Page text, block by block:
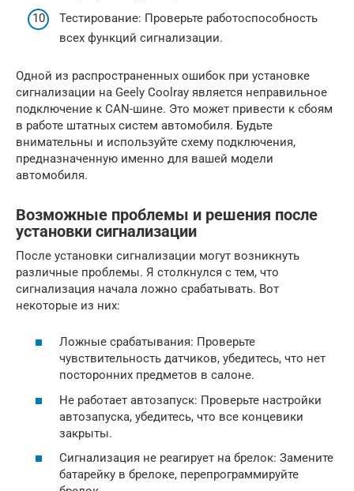
Тестирование: Проверьте работоспособность
всех функций сигнализации.
Одной из распространенных ошибок при установке
сигнализации на Geely Coolray является неправильное
подключение к CAN-шине. Это может привести к сбоям
в работе штатных систем автомобиля. Будьте
внимательны и используйте схему подключения,
предназначенную именно для вашей модели
автомобиля.
Возможные проблемы и решения после
установки сигнализации
После установки сигнализации могут возникнуть
различные проблемы. Я столкнулся с тем, что
сигнализация начала ложно срабатывать. Вот
некоторые из них:
Ложные срабатывания: Проверьте
чувствительность датчиков, убедитесь, что нет
посторонних предметов в салоне.
Не работает автозапуск: Проверьте настройки
автозапуска, убедитесь, что все концевики
закрыты.
Сигнализация не реагирует на брелок: Замените
батарейку в брелоке, перепрограммируйте